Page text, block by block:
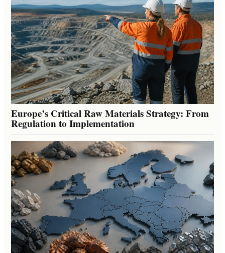
Europe’s Critical Raw Materials Strategy: From
Regulation to Implementation